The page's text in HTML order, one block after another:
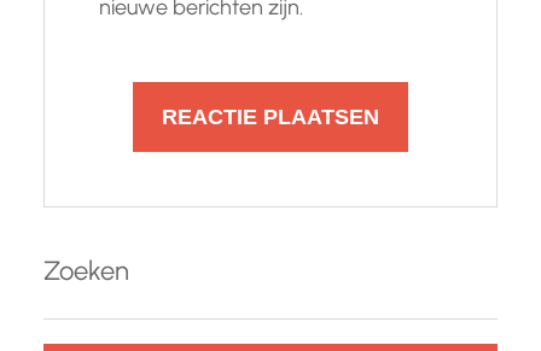
nieuwe berichten zijn.
Zoeken